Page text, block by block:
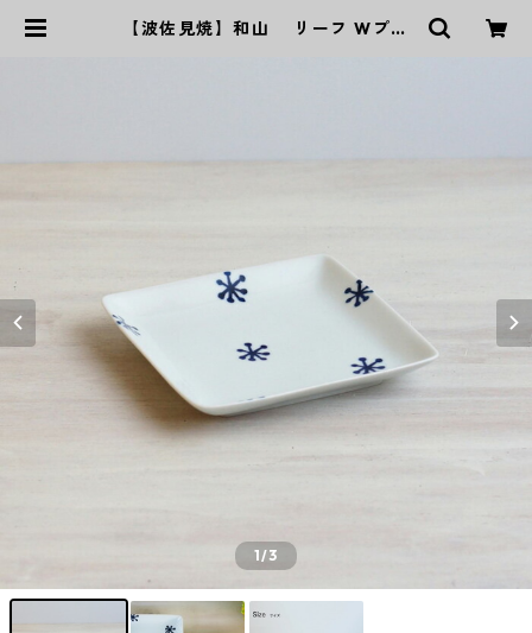
【波佐見焼】和山 リーフ Wプレ
1/3